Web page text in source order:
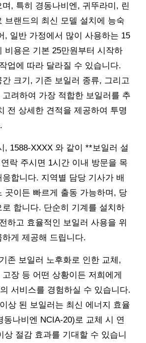
, 특히 경동나비엔, 귀뚜라미, 린
브랜드의 최신 모델 설치에 능숙
, 일반 가정에서 많이 사용하는 15
비용은 기본 25만원부터 시작하
업에 따라 달라질 수 있습니다.
크기, 기존 보일러 종류, 그리고
려하여 가장 적합한 보일러를 추
전 상세한 견적을 제공하여 투명
, 1588-XXXX 와 같이 **보일러 설
락 주시면 1시간 이내 방문을 목
합니다. 지역별 담당 기사가 배
곳이든 빠르게 출동 가능하며, 당
합니다. 단순히 기계를 설치하
하고 효율적인 보일러 사용을 위
게 제공해 드립니다.
존 보일러 노후화로 인한 교체,
장 등 어떤 상황이든 저희에게
서비스를 경험하실 수 있습니다.
상 된 보일러는 최신 에너지 효율
동나비엔 NCIA-20)로 교체 시 연
상 절감 효과를 기대할 수 있습니